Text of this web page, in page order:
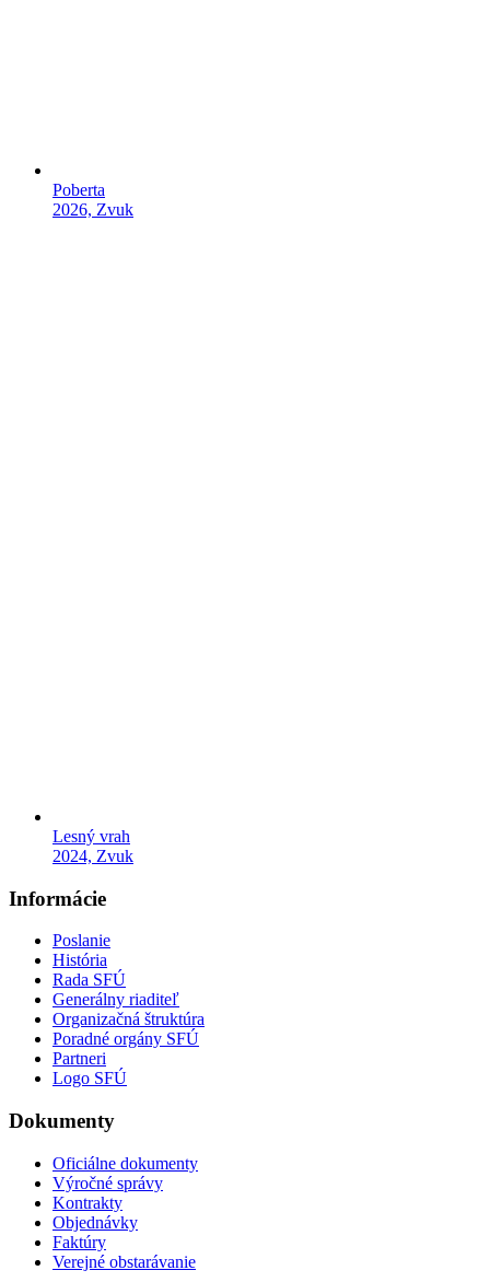
Poberta
2026, Zvuk
Lesný vrah
2024, Zvuk
Informácie
Poslanie
História
Rada SFÚ
Generálny riaditeľ
Organizačná štruktúra
Poradné orgány SFÚ
Partneri
Logo SFÚ
Dokumenty
Oficiálne dokumenty
Výročné správy
Kontrakty
Objednávky
Faktúry
Verejné obstarávanie